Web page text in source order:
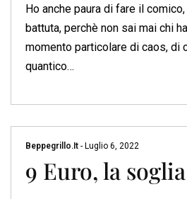
Ho anche paura di fare il
battuta, perchè non sai mai chi
momento particolare di caos, di
quantico…
Beppegrillo.it - Luglio 6, 2022
9 Euro, la